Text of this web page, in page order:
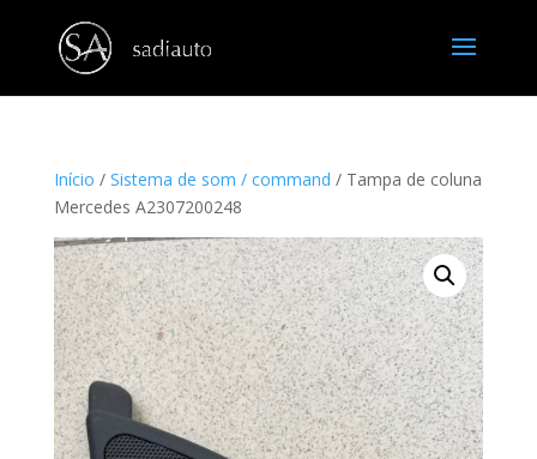
Início / Sistema de som / command / Tampa de coluna
Mercedes A2307200248